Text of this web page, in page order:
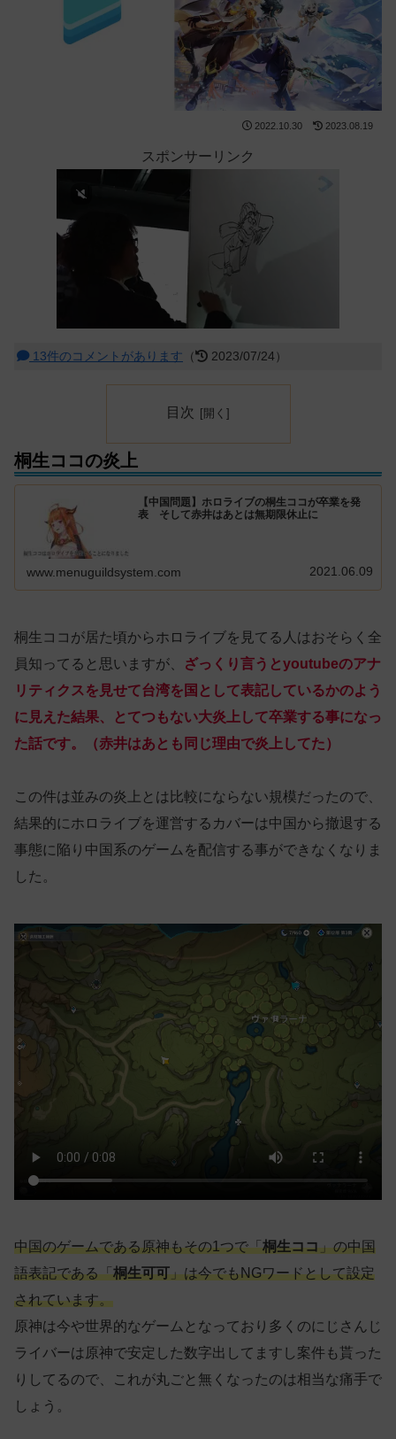
2022.10.30 2023.08.19
スポンサーリンク
13件のコメントがあります （ 2023/07/24）
目次
桐生ココの炎上
【中国問題】ホロライブの桐生ココが卒業を発
表 そして赤井はあとは無期限休止に
www.menuguildsystem.com 2021.06.09
桐生ココが居た頃からホロライブを見てる人はおそらく全
員知ってると思いますが、
ざっくり言うとyoutubeのアナ
リティクスを見せて台湾を 国として表記しているかのよう
に見えた結果、とてつもない大炎上して卒業する事になっ
た話です。（赤井はあとも同じ理由で炎上してた）
この件は並みの炎上とは比較にならない規模だったので、
結果的にホロライブを運営するカバーは中国から撤退する
事態に陥り中国系のゲームを配信する事ができなくなりま
した。
中国のゲームである原神もその1つで「桐生ココ」の中国
語表記である「桐生可可」は今でもNGワードとして設定
されています。
原神は今や世界的なゲームとなっており多くのにじさんじ
ライバーは原神で安定した数字出してますし案件も貰った
りしてるので、これが丸ごと無くなったのは相当な痛手で
しょう。